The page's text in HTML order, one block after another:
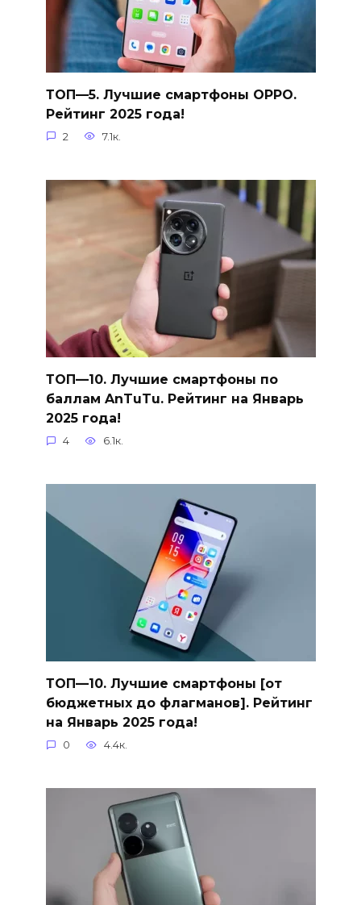
ТОП—5. Лучшие смартфоны OPPO.
Рейтинг 2025 года!
2 7.1к.
ТОП—10. Лучшие смартфоны по
баллам AnTuTu. Рейтинг на Январь
2025 года!
4 6.1к.
ТОП—10. Лучшие смартфоны [от
бюджетных до флагманов]. Рейтинг
на Январь 2025 года!
0 4.4к.